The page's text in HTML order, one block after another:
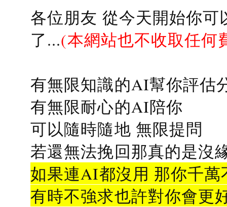
各位朋友 從今天開始你
了...(本網站也不收取任何
有無限知識的AI幫你評估
有無限耐心的AI陪你
可以隨時隨地 無限提問
若還無法挽回那真的是沒
如果連AI都沒用 那你千
有時不強求也許對你會更